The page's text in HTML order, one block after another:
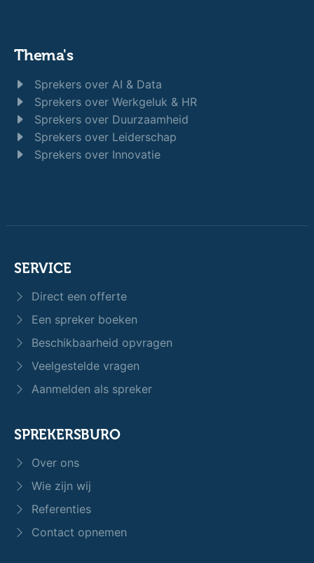
Thema's
Sprekers over AI & Data
Sprekers over Werkgeluk & HR
Sprekers over Duurzaamheid
Sprekers over Leiderschap
Sprekers over Innovatie
SERVICE
Direct een offerte
Een spreker boeken
Beschikbaarheid opvragen
Veelgestelde vragen
Aanmelden als spreker
SPREKERSBURO
Over ons
Wie zijn wij
Referenties
Contact opnemen